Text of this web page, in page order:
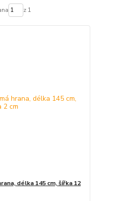
z 1
délka 145 cm, šířka 12